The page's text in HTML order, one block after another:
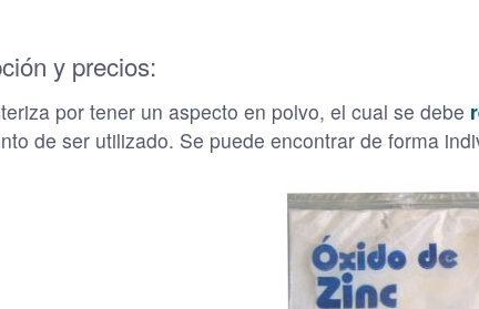
y precios:
por tener un aspecto en polvo, el cual se debe
de ser utilizado. Se puede encontrar de forma